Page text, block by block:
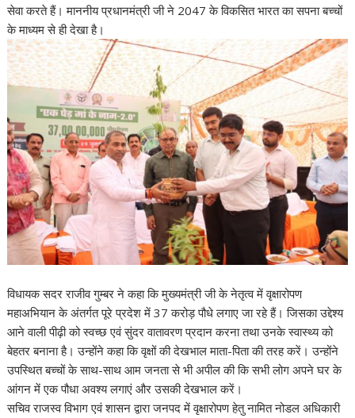
सेवा करते हैं। माननीय प्रधानमंत्री जी ने 2047 के विकसित भारत का सपना बच्चों
के माध्यम से ही देखा है।
विधायक सदर राजीव गुम्बर ने कहा कि मुख्यमंत्री जी के नेतृत्व में वृक्षारोपण
महाअभियान के अंतर्गत पूरे प्रदेश में 37 करोड़ पौधे लगाए जा रहे हैं। जिसका उद्देश्य
आने वाली पीढ़ी को स्वच्छ एवं सुंदर वातावरण प्रदान करना तथा उनके स्वास्थ्य को
बेहतर बनाना है। उन्होंने कहा कि वृक्षों की देखभाल माता-पिता की तरह करें। उन्होंने
उपस्थित बच्चों के साथ-साथ आम जनता से भी अपील की कि सभी लोग अपने घर के
आंगन में एक पौधा अवश्य लगाएं और उसकी देखभाल करें।
सचिव राजस्व विभाग एवं शासन द्वारा जनपद में वृक्षारोपण हेतु नामित नोडल अधिकारी